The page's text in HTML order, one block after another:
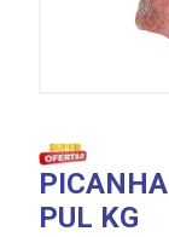
PUL KG